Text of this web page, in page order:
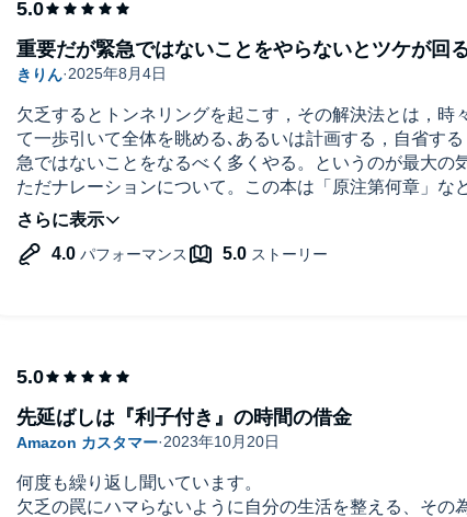
欠乏するとトンネリングを起こす，その解決法とは，時
て一歩引いて全体を眺める､あるいは計画する，自省す
急ではないことをなるべく多くやる。というのが最大の
ただナレーションについて。この本は「原注第何章」な
るが，目で読む場合は問題ないが､耳だけで聞く場合はほ
なので､紛らわしいので省けないかなと思う。
重要だが緊急ではないことをやらないとツケが回
何度も繰り返し聞いています。
欠乏の罠にハマらないように自分の生活を整える、その
先延ばしは『利子付き』の時間の借金